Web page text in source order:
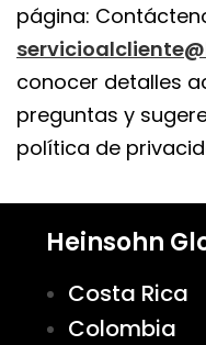
página:
conocer detalles
preguntas y
política de
Heinsohn
Costa Rica
Colombia